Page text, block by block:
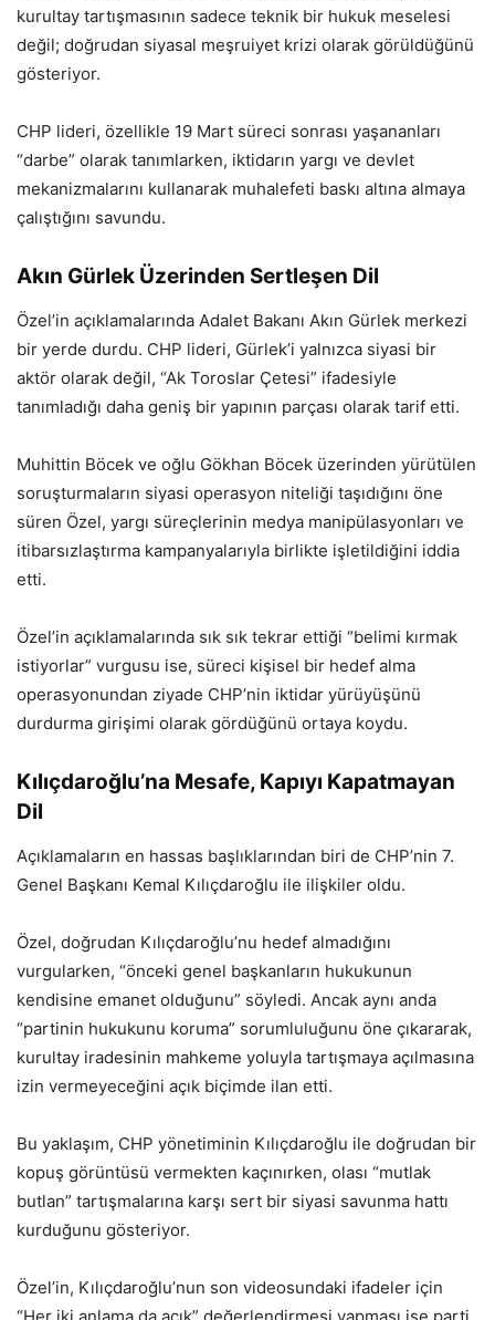
kurultay tartışmasının sadece teknik bir hukuk meselesi
değil; doğrudan siyasal meşruiyet krizi olarak görüldüğünü
gösteriyor.
CHP lideri, özellikle 19 Mart süreci sonrası yaşananları
“darbe” olarak tanımlarken, iktidarın yargı ve devlet
mekanizmalarını kullanarak muhalefeti baskı altına almaya
çalıştığını savundu.
Akın Gürlek Üzerinden Sertleşen Dil
Özel’in açıklamalarında Adalet Bakanı Akın Gürlek merkezi
bir yerde durdu. CHP lideri, Gürlek’i yalnızca siyasi bir
aktör olarak değil, “Ak Toroslar Çetesi” ifadesiyle
tanımladığı daha geniş bir yapının parçası olarak tarif etti.
Muhittin Böcek ve oğlu Gökhan Böcek üzerinden yürütülen
soruşturmaların siyasi operasyon niteliği taşıdığını öne
süren Özel, yargı süreçlerinin medya manipülasyonları ve
itibarsızlaştırma kampanyalarıyla birlikte işletildiğini iddia
etti.
Özel’in açıklamalarında sık sık tekrar ettiği “belimi kırmak
istiyorlar” vurgusu ise, süreci kişisel bir hedef alma
operasyonundan ziyade CHP’nin iktidar yürüyüşünü
durdurma girişimi olarak gördüğünü ortaya koydu.
Kılıçdaroğlu’na Mesafe, Kapıyı Kapatmayan
Dil
Açıklamaların en hassas başlıklarından biri de CHP’nin 7.
Genel Başkanı Kemal Kılıçdaroğlu ile ilişkiler oldu.
Özel, doğrudan Kılıçdaroğlu’nu hedef almadığını
vurgularken, “önceki genel başkanların hukukunun
kendisine emanet olduğunu” söyledi. Ancak aynı anda
“partinin hukukunu koruma” sorumluluğunu öne çıkararak,
kurultay iradesinin mahkeme yoluyla tartışmaya açılmasına
izin vermeyeceğini açık biçimde ilan etti.
Bu yaklaşım, CHP yönetiminin Kılıçdaroğlu ile doğrudan bir
kopuş görüntüsü vermekten kaçınırken, olası “mutlak
butlan” tartışmalarına karşı sert bir siyasi savunma hattı
kurduğunu gösteriyor.
Özel’in, Kılıçdaroğlu’nun son videosundaki ifadeler için